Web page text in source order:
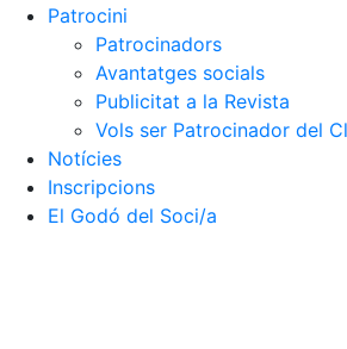
Patrocini
Patrocinadors
Avantatges socials
Publicitat a la Revista
Vols ser Patrocinador del
Notícies
Inscripcions
El Godó del Soci/a